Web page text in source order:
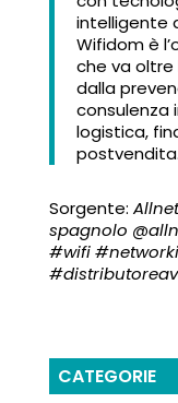
intelligente
Wifidom è
che va
dalla
consulenza
logistica,
postvendita.
Sorgente:
spagnolo
#wifi
CATEGORIE